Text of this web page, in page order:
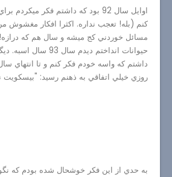
كنم (بله! تعجب نداره. اكثرا افكار
مسائل خوردني كج ميشه و سال هم كه
حيوانات انداختم ديدم
داشتم كه واسه خودم فكر كنم و تا انتهاي
روزي خيلي اتفاقي به ذهنم رسيد:
به حدي از اين فكر خوشحال شده بودم كه